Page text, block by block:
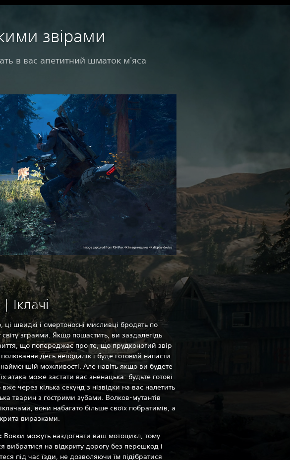
звірами
в вас апетитний шматок м'яса
Іклачі
ці швидкі і смертоносні мисливці бродять по
світу зграями. Якщо пощастить, ви заздалегідь
що попереджає про те, що прудконогий звір
десь неподалік і буде готовий напасти
можливості. Але навіть якщо ви будете
атака може застати вас зненацька: будьте готові
через кілька секунд з нізвідки на вас налетить
тварин з гострими зубами. Волков-мутантів
вони набагато більше своїх побратимів, а
виразками.‎
Вовки можуть наздогнати ваш мотоцикл, тому
вибратися на відкриту дорогу без перешкод і
під час їзди, не дозволяючи їм підібратися